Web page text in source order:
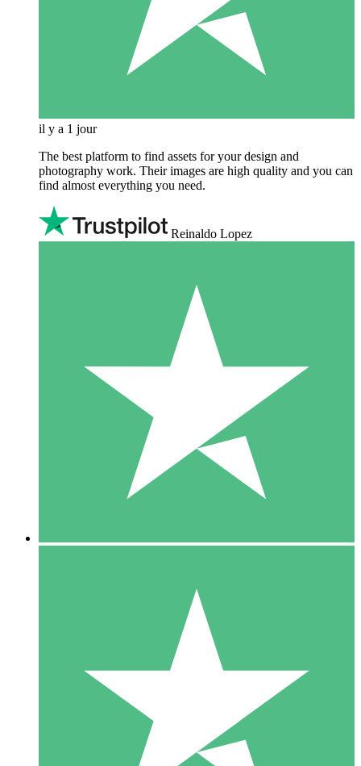
il y a 1 jour
The best platform to find assets for your design and
photography work. Their images are high quality and you can
find almost everything you need.
Reinaldo Lopez